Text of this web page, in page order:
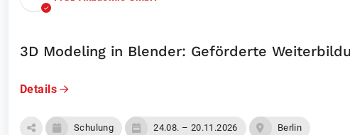
3D Modeling in Blender: Geförderte
Details
Schulung 24.08. – 20.11.2026 Berlin